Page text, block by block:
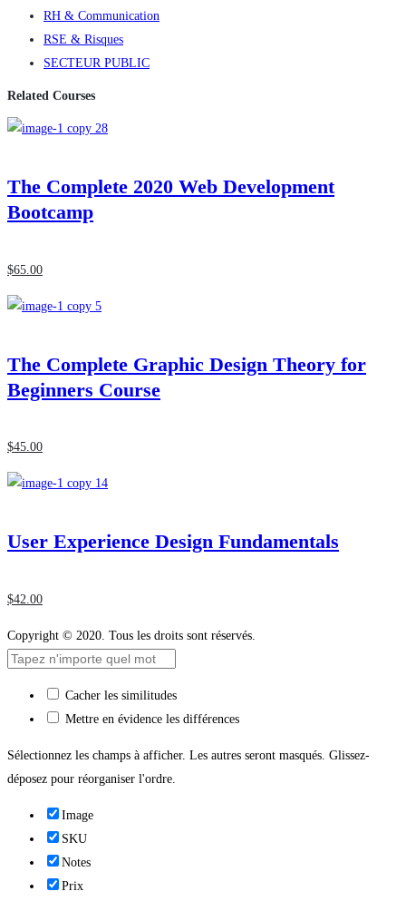
RH & Communication
RSE & Risques
SECTEUR PUBLIC
Related Courses
The Complete 2020 Web Development
Bootcamp
$65 .00
The Complete Graphic Design Theory for
Beginners Course
$45.00
User Experience Design Fundamentals
$42 .00
Copyright © 2020. Tous les droits sont réservés.
Cacher les similitudes
Mettre en évidence les différences
Sélectionnez les champs à afficher. Les autres seront masqués. Glissez-
déposez pour réorganiser l'ordre.
Image
SKU
Notes
Prix